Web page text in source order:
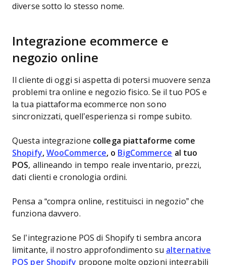
diverse sotto lo stesso nome.
Integrazione ecommerce e
negozio online
Il cliente di oggi si aspetta di potersi muovere senza
problemi tra online e negozio fisico. Se il tuo POS e
la tua piattaforma ecommerce non sono
sincronizzati, quell’esperienza si rompe subito.
Questa integrazione collega piattaforme come
Shopify, WooCommerce, o BigCommerce al tuo
POS, allineando in tempo reale inventario, prezzi,
dati clienti e cronologia ordini.
Pensa a “compra online, restituisci in negozio” che
funziona davvero.
Se l’integrazione POS di Shopify ti sembra ancora
limitante, il nostro approfondimento su alternative
POS per Shopify propone molte opzioni integrabili